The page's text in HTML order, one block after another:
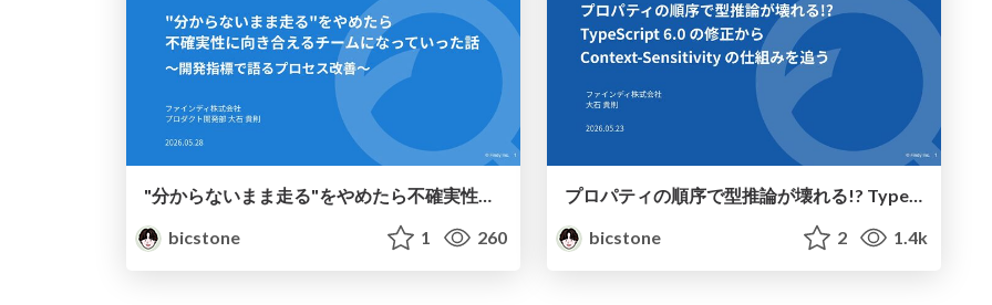
"分からないまま走る"をやめたら不確実性に向き合えるチームになっていった話 ～開発指標で語るプロセス改善～
bicstone
1 260
プロパティの順序で型推論が壊れる!? TypeScript6.0の修正からContext-Sensitivityの仕組みを追う
bicstone
2 1.4k